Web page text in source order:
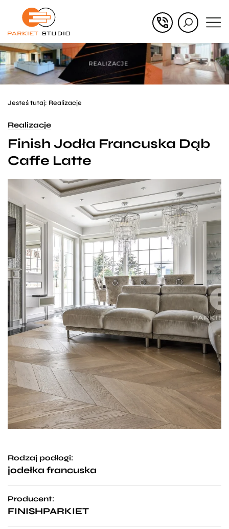
Przejdź
głównego
Przejdź
menu
w
stopce
Jesteś tutaj: Realizacje
Realizacje
Finish Jodła Francuska Dąb
Caffe Latte
Rodzaj podłogi:
jodełka francuska
Producent:
FINISHPARKIET